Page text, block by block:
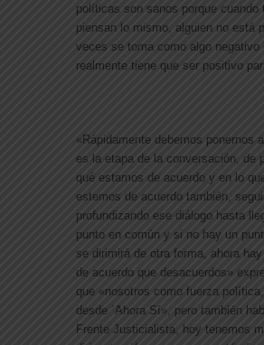
políticas son sanos porque cuando
piensan lo mismo, alguien no está
veces se toma como algo negativo
realmente tiene que ser positivo
«Rápidamente debemos ponernos
es la etapa de la conversación, de
qué estamos de acuerdo y en lo
estemos de acuerdo también,
profundizando ese diálogo hasta
punto en común y si no hay un
se dirimirá de otra forma, ahora
de acuerdo que desacuerdos»
que «nosotros como fuerza
desde ´Ahora Sí», pero también
Frente Justicialista, hoy tenemos